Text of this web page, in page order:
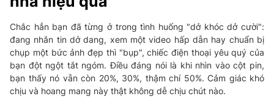
Chắc hẳn bạn đã từng ở trong tình huống "dở khóc dở cười":
đang nhắn tin dở dang, xem một video hấp dẫn hay chuẩn bị
chụp một bức ảnh đẹp thì "bụp", chiếc điện thoại yêu quý của
bạn đột ngột tắt ngóm. Điều đáng nói là khi nhìn vào cột pin,
bạn thấy nó vẫn còn 20%, 30%, thậm chí 50%. Cảm giác khó
chịu và hoang mang này thật không dễ chịu chút nào.